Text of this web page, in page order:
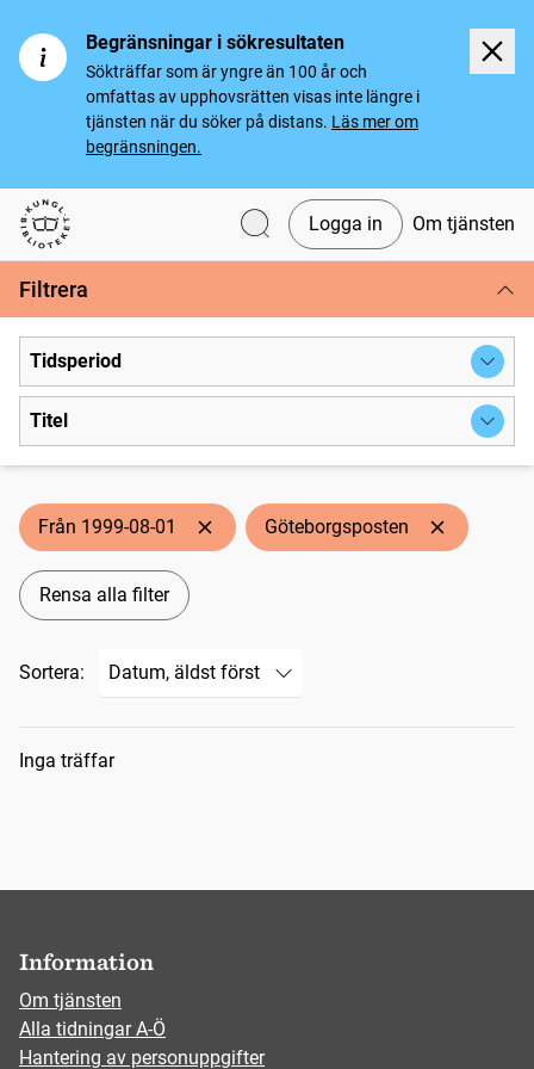
Begränsningar i sökresultaten
Sökträffar som är yngre än 100 år och
omfattas av upphovsrätten visas inte längre i
tjänsten när du söker på distans. Läs mer om
begränsningen.
Svenska tidningar
Logga in Om tjänsten
Filtrera
Tidsperiod
Titel
Från 1999-08-01 Göteborgsposten
Rensa alla filter
Sortera:
Sökresultat
Inga träffar
Information
Om tjänsten
Alla tidningar A-Ö
Hantering av personuppgifter